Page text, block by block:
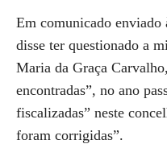
Em comunicado enviado
disse ter questionado a
Maria da Graça
encontradas”, no ano
fiscalizadas” neste
foram corrigidas”.